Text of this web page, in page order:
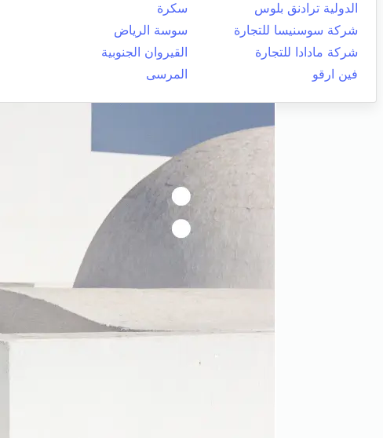
الدولية ترادنق بلوس
سكرة
شركة سوسنيسا للتجارة
سوسة الرياض
شركة مادادا للتجارة
القيروان الجنوبية
فين ارقو
المرسى